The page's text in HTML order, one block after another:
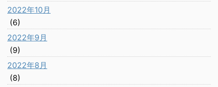
2022年10月
(6)
2022年9月
(9)
2022年8月
(8)